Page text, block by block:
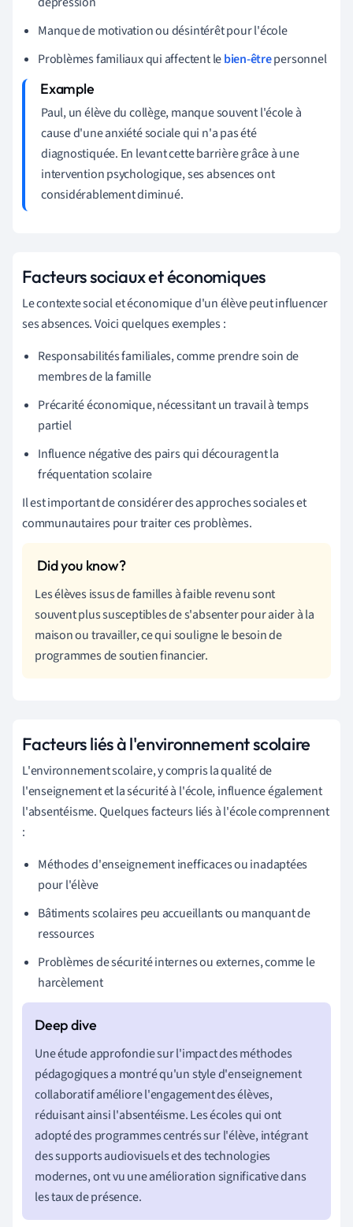
Manque de motivation ou désintérêt pour l'école
Problèmes familiaux qui affectent lebien-êtrepersonnel
Paul, un élève du collège, manque souvent l'école à
cause d'une anxiété sociale qui n'a pas été
diagnostiquée. En levant cette barrière grâce à une
intervention psychologique, ses absences ont
considérablement diminué.
Facteurs sociaux et économiques
Le contexte social et économique d'un élève peut influencer
ses absences. Voici quelques exemples :
Responsabilités familiales, comme prendre soin de
membres de la famille
Précarité économique, nécessitant un travail à temps
partiel
Influence négative des pairs qui découragent la
fréquentation scolaire
Il est important de considérer des approches sociales et
communautaires pour traiter ces problèmes.
Les élèves issus de familles à faible revenu sont
souvent plus susceptibles de s'absenter pour aider à la
maison ou travailler, ce qui souligne le besoin de
programmes de soutien financier.
Facteurs liés à l'environnement scolaire
L'environnement scolaire, y compris la qualité de
l'enseignement et la sécurité à l'école, influence également
l'absentéisme. Quelques facteurs liés à l'école comprennent
:
Méthodes d'enseignement inefficaces ou inadaptées
pour l'élève
Bâtiments scolaires peu accueillants ou manquant de
ressources
Problèmes de sécurité internes ou externes, comme le
harcèlement
Une étude approfondie sur l'impact des méthodes
pédagogiques a montré qu'un style d'enseignement
collaboratif améliore l'engagement des élèves,
réduisant ainsi l'absentéisme. Les écoles qui ont
adopté des programmes centrés sur l'élève, intégrant
des supports audiovisuels et des technologies
modernes, ont vu une amélioration significative dans
les taux de présence.